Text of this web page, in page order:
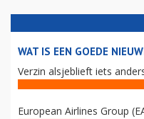
WAT IS EEN GOEDE
Verzin alsjeblieft iets
European Airlines Group